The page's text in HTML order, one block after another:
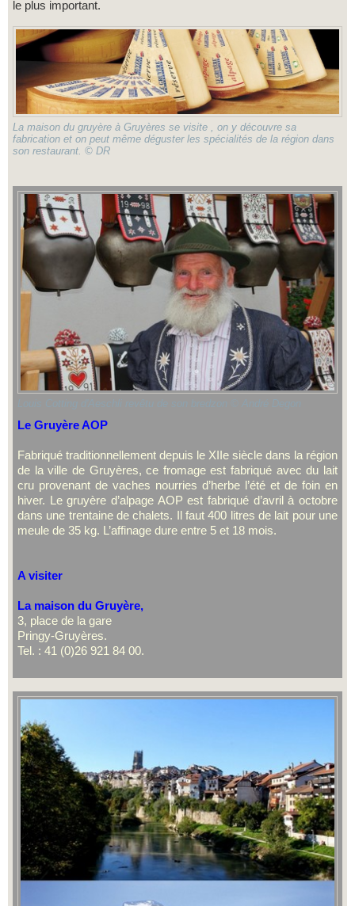
le plus important.
La maison du gruyère à Gruyères se visite , on y découvre sa
fabrication et on peut même déguster les spécialités de la région dans
son restaurant. © DR
Le Gruyère AOP
Fabriqué traditionnellement depuis le XIIe siècle dans la région
de la ville de Gruyères, ce fromage est fabriqué avec du lait
cru provenant de vaches nourries d’herbe l’été et de foin en
hiver. Le gruyère d’alpage AOP est fabriqué d’avril à octobre
dans une trentaine de chalets. Il faut 400 litres de lait pour une
meule de 35 kg. L’affinage dure entre 5 et 18 mois.
A visiter
La maison du Gruyère,
3, place de la gare
Pringy-Gruyères.
Tel. : 41 (0)26 921 84 00.